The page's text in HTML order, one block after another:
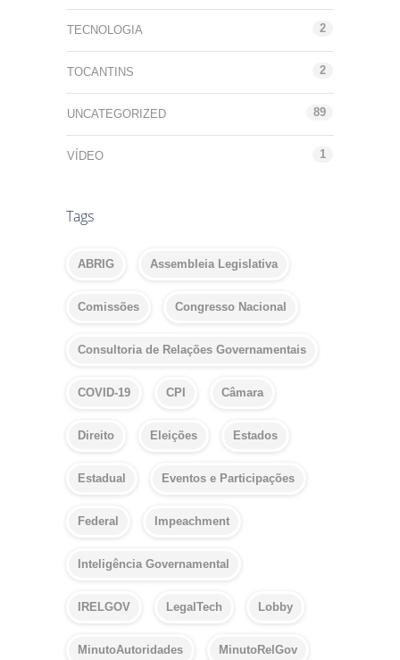
TECNOLOGIA 2
TOCANTINS 2
UNCATEGORIZED 89
VÍDEO 1
Tags
ABRIG Assembleia Legislativa
Comissões Congresso Nacional
Consultoria de Relações Governamentais
COVID-19 CPI Câmara
Direito Eleições Estados
Estadual Eventos e Participações
Federal Impeachment
Inteligência Governamental
IRELGOV LegalTech Lobby
MinutoAutoridades MinutoRelGov